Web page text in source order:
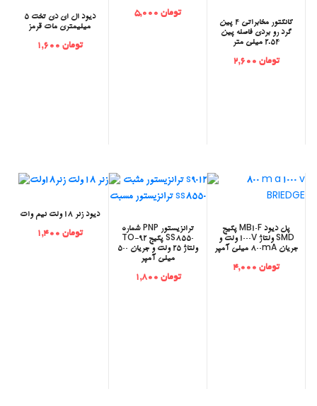
‫دیود ال ای دی تخت 5
میلیمتری مات قرمز
تومان 1,600
تومان 5,000
‫کانکتور مخابراتی 4 پین
گرد رو بردی فاصله پین
2.54 میلی متر
تومان 2,600
دیود زنر 18 ولت نیم وات
تومان 1,400
‫ترانزیستور PNP شماره
SS8550 پکیج TO-92
ولتاژ 25 ولت و جریان 500
میلی آمپر
تومان 1,800
‫پل دیود MB10F پکیج
SMD ولتاژ 1000V ولت و
جریان 800mA میلی آمپر
تومان 4,000